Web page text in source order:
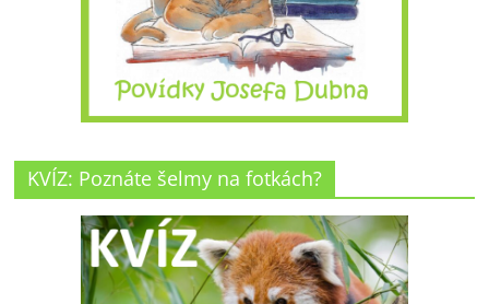
KVÍZ: Poznáte šelmy na fotkách?